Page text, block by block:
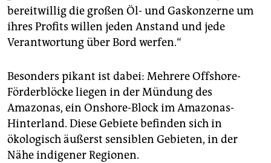
bereitwillig die großen Öl- und Gaskonzerne um
ihres Profits willen jeden Anstand und jede
Verantwortung über Bord werfen.“
Besonders pikant ist dabei: Mehrere Offshore-
Förderblöcke liegen in der Mündung des
Amazonas, ein Onshore-Block im Amazonas-
Hinterland. Diese Gebiete befinden sich in
ökologisch äußerst sensiblen Gebieten, in der
Nähe indigener Regionen.